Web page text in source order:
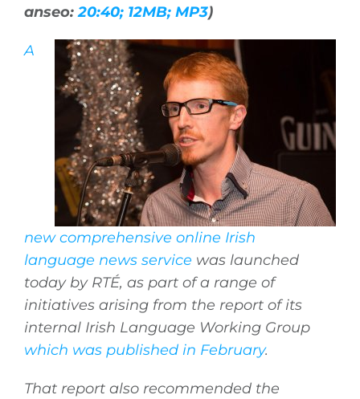
anseo:20:40; 12MB; MP3)
A
new comprehensive online Irish
language news service was launched
today by RTÉ, as part of a range of
initiatives arising from the report of its
internal Irish Language Working Group
which was published in February.
That report also recommended the